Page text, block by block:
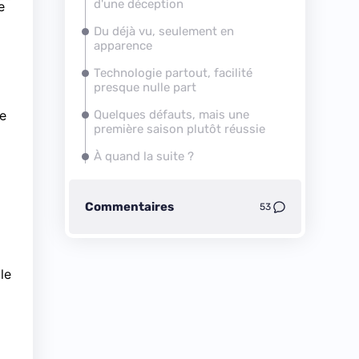
d'une déception
Du déjà vu, seulement en
apparence
Technologie partout, facilité
presque nulle part
Quelques défauts, mais une
première saison plutôt réussie
À quand la suite ?
Commentaires 53